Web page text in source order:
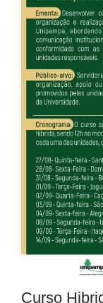
Curso